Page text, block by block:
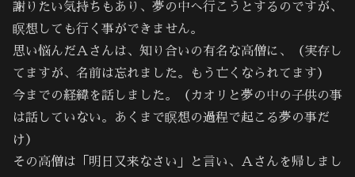
謝りたい気持ちもあり、夢の中へ行こうとするのですが、
瞑想しても行く事ができません。
思い悩んだＡさんは、知り合いの有名な高僧に、（実存し
てますが、名前は忘れました。もう亡くなられてます）
今までの経緯を話しました。（カオリと夢の中の子供の事
は話していない。あくまで瞑想の過程で起こる夢の事だ
け）
その高僧は「明日又来なさい」と言い、Ａさんを帰しまし